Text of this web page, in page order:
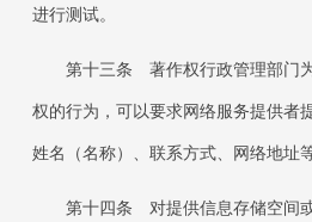
进行测试。
第十三条 著作权行政管理部门
权的行为，可以要求网络服务提供者
姓名（名称）、联系方式、网络地址
第十四条 对提供信息存储空间